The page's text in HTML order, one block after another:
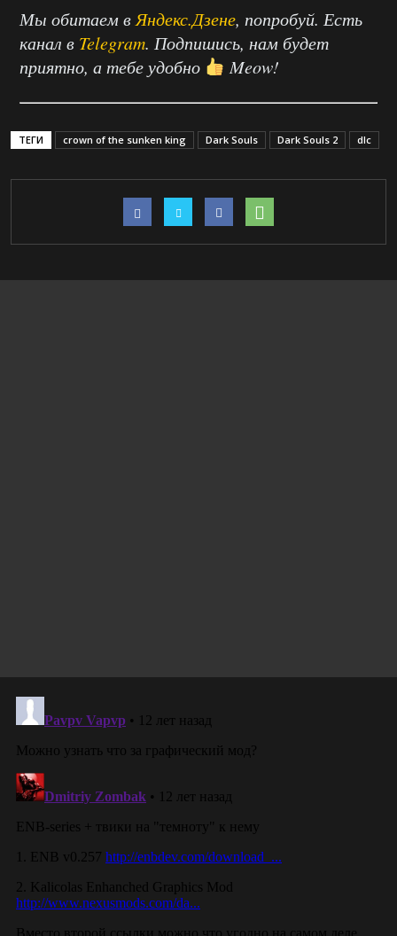
Мы обитаем в Яндекс.Дзене, попробуй. Есть
канал в Telegram. Подпишись, нам будет
приятно, а тебе удобно
Meow!
ТЕГИ crown of the sunken king Dark Souls Dark Souls 2 dlc